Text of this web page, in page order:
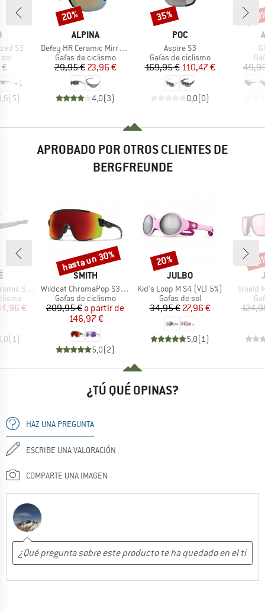
S3
+1
(5)
MARCA
ALPINA
Artículo
Defey HR Ceramic Mirror Cat 3
Product group
Gafas de ciclismo
Precio
29,95 €Precio reducido
23,96 €
4,0(3)
Descuento
20%
MARCA
POC
Artículo
Aspire S3
Product group
Gafas de ciclismo
Precio
169,95 €Precio reducido
110,47 €
0,0(0)
Descuento
35%
APROBADO POR OTROS CLIENTES DE
BERGFREUNDE
S1-3
reducido
€
(1)
MARCA
SMITH
Artículo
Wildcat ChromaPop S3 (VLT 15%) + S0 (VLT 90%)
Product group
Gafas de ciclismo
Precio
209,95 € Precio reducido
a partir de
146,97 €
5,0(2)
Descuento
hasta un 30%
MARCA
JULBO
Artículo
Kid's Loop M S4 (VLT 5%)
Product group
Gafas de sol
Precio
34,95 €Precio reducido
27,96 €
5,0(1)
Descuento
20%
Artículo
Shield
¿TÚ QUÉ OPINAS?
HAZ UNA PREGUNTA
ESCRIBE UNA VALORACIÓN
COMPARTE UNA IMAGEN